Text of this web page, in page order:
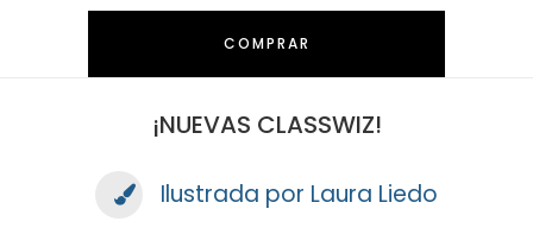
COMPRAR
¡NUEVAS CLASSWIZ!
Ilustrada por Laura Liedo